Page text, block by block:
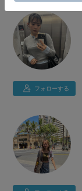
フォローする